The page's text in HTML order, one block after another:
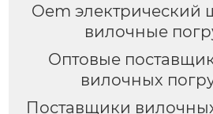
Oem электрический
вилочные
Оптовые
вилочных
Поставщики